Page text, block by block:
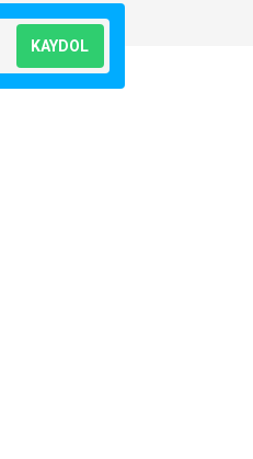
KAYDOL